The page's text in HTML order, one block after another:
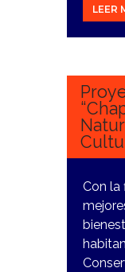
LEER
27
Con la